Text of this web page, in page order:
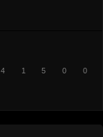
4 1 5 0 0